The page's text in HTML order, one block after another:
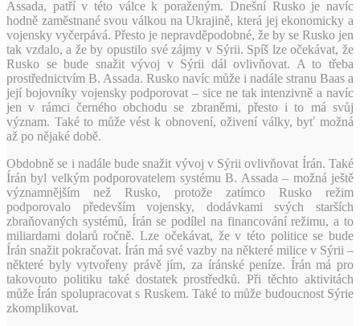
Assada, patří v této válce k poraženým. Dnešní Rusko je navíc
hodně zaměstnané svou válkou na Ukrajině, která jej ekonomicky a
vojensky vyčerpává. Přesto je nepravděpodobné, že by se Rusko jen
tak vzdalo, a že by opustilo své zájmy v Sýrii. Spíš lze očekávat, že
Rusko se bude snažit vývoj v Sýrii dál ovlivňovat. A to třeba
prostřednictvím B. Assada. Rusko navíc může i nadále stranu Baas a
její bojovníky vojensky podporovat – sice ne tak intenzivně a navíc
jen v rámci černého obchodu se zbraněmi, přesto i to má svůj
význam. Také to může vést k obnovení, oživení války, byť možná
až po nějaké době.
Obdobně se i nadále bude snažit vývoj v Sýrii ovlivňovat Írán. Také
Írán byl velkým podporovatelem systému B. Assada – možná ještě
významnějším než Rusko, protože zatímco Rusko režim
podporovalo především vojensky, dodávkami svých starších
zbraňovaných systémů, Írán se podílel na financování režimu, a to
miliardami dolarů ročně. Lze očekávat, že v této politice se bude
Írán snažit pokračovat. Írán má své vazby na některé milice v Sýrii –
některé byly vytvořeny právě jím, za íránské peníze. Írán má pro
takovouto politiku také dostatek prostředků. Při těchto aktivitách
může Írán spolupracovat s Ruskem. Také to může budoucnost Sýrie
zkomplikovat.